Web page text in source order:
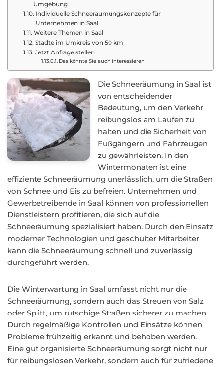
Umgebung
Individuelle Schneeräumungskonzepte für
Unternehmen in Saal
Weitere Themen in Saal
Städte im Umkreis von 50 km
Jetzt Anfrage stellen
Das könnte Sie auch interessieren
Die Schneeräumung in Saal ist
von entscheidender
Bedeutung, um den Verkehr
reibungslos am Laufen zu
halten und die Sicherheit von
Fußgängern und Fahrzeugen
zu gewährleisten. In den
Wintermonaten ist eine
effiziente Schneeräumung unerlässlich, um die Straßen
von Schnee und Eis zu befreien. Unternehmen und
Gewerbetreibende in Saal können von professionellen
Dienstleistern profitieren, die sich auf die
Schneeräumung spezialisiert haben. Durch den Einsatz
moderner Technologien und geschulter Mitarbeiter
kann die Schneeräumung schnell und zuverlässig
durchgeführt werden.
Die Winterwartung in Saal umfasst nicht nur die
Schneeräumung, sondern auch das Streuen von Salz
oder Splitt, um rutschige Straßen sicherer zu machen.
Durch regelmäßige Kontrollen und Einsätze können
Probleme frühzeitig erkannt und behoben werden.
Eine gut organisierte Schneeräumung sorgt nicht nur
für reibungslosen Verkehr, sondern auch für zufriedene